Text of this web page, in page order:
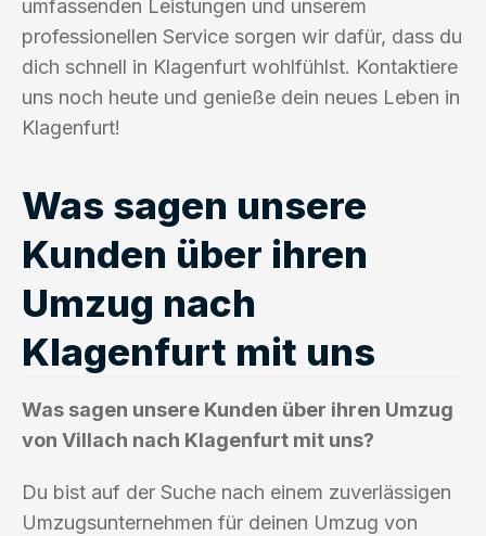
umfassenden Leistungen und unserem
professionellen Service sorgen wir dafür, dass du
dich schnell in Klagenfurt wohlfühlst. Kontaktiere
uns noch heute und genieße dein neues Leben in
Klagenfurt!
Was sagen unsere
Kunden über ihren
Umzug nach
Klagenfurt mit uns
Was sagen unsere Kunden über ihren Umzug
von Villach nach Klagenfurt mit uns?
Du bist auf der Suche nach einem zuverlässigen
Umzugsunternehmen für deinen Umzug von